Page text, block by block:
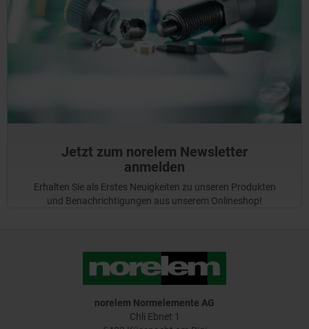
Jetzt zum norelem Newsletter
anmelden
Erhalten Sie als Erstes Neuigkeiten zu unseren Produkten
und Benachrichtigungen aus unserem Onlineshop!
norelem Normelemente AG
Chli Ebnet 1